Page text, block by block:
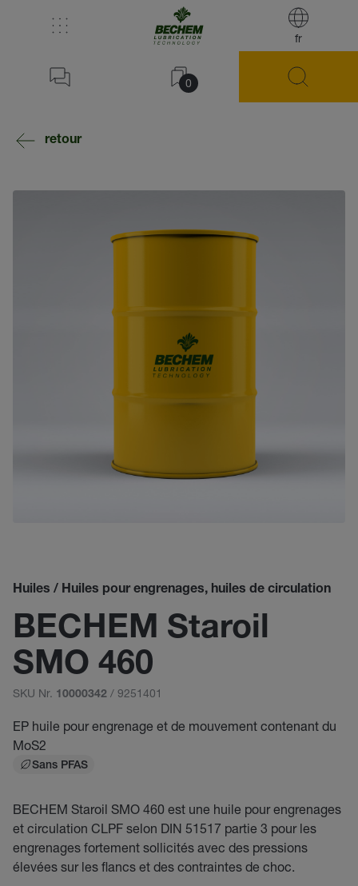
fr
0
retour
Huiles / Huiles pour engrenages, huiles de circulation
BECHEM Staroil
SMO 460
SKU Nr. 10000342 / 9251401
EP huile pour engrenage et de mouvement contenant du
MoS2
Sans PFAS
BECHEM Staroil SMO 460 est une huile pour engrenages
et circulation CLPF selon DIN 51517 partie 3 pour les
engrenages fortement sollicités avec des pressions
élevées sur les flancs et des contraintes de choc.